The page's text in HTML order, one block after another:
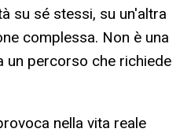
su sé stessi, su un'altra
complessa. Non è una
un percorso che richiede
nella vita reale